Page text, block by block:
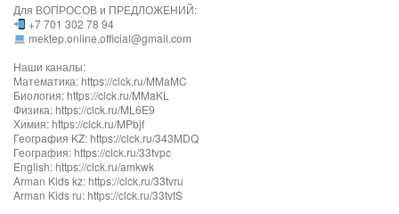
Для ВОПРОСОВ и ПРЕДЛОЖЕНИЙ:
+7 701 302 78 94
mektep.online.official@gmail.com
Наши каналы:
Математика: https://clck.ru/MMaMC
Биология: https://clck.ru/MMaKL
Физика: https://clck.ru/ML6E9
Химия: https://clck.ru/MPbjf
География KZ: https://clck.ru/343MDQ
География: https://clck.ru/33tvpc
English: https://clck.ru/amkwk
Arman Kids kz: https://clck.ru/33tvru
Arman Kids ru: https://clck.ru/33tvtS